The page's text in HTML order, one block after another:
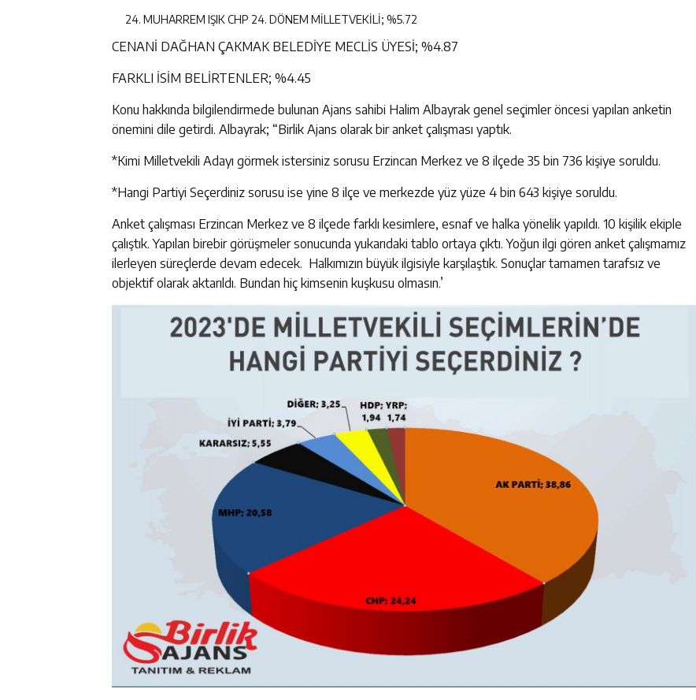
MUHARREM IŞIK CHP 24. DÖNEM MİLLETVEKİLİ; %5.72
CENANİ DAĞHAN ÇAKMAK BELEDİYE MECLİS ÜYESİ; %4.87
FARKLI İSİM BELİRTENLER; %4.45
Konu hakkında bilgilendirmede bulunan Ajans sahibi Halim Albayrak genel seçimler öncesi yapılan anketin
önemini dile getirdi. Albayrak; “Birlik Ajans olarak bir anket çalışması yaptık.
*Kimi Milletvekili Adayı görmek istersiniz sorusu Erzincan Merkez ve 8 ilçede 35 bin 736 kişiye soruldu.
*Hangi Partiyi Seçerdiniz sorusu ise yine 8 ilçe ve merkezde yüz yüze 4 bin 643 kişiye soruldu.
Anket çalışması Erzincan Merkez ve 8 ilçede farklı kesimlere, esnaf ve halka yönelik yapıldı. 10 kişilik ekiple
çalıştık. Yapılan birebir görüşmeler sonucunda yukarıdaki tablo ortaya çıktı. Yoğun ilgi gören anket çalışmamız
ilerleyen süreçlerde devam edecek. Halkımızın büyük ilgisiyle karşılaştık. Sonuçlar tamamen tarafsız ve
objektif olarak aktarıldı. Bundan hiç kimsenin kuşkusu olmasın.’